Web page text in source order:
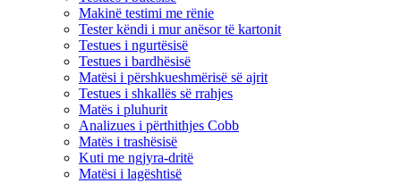
Makinë testimi me rënie
Tester këndi i mur anësor të kartonit
Testues i ngurtësisë
Testues i bardhësisë
Matësi i përshkueshmërisë së ajrit
Testues i shkallës së rrahjes
Matës i pluhurit
Analizues i përthithjes Cobb
Matës i trashësisë
Kuti me ngjyra-dritë
Matësi i lagështisë